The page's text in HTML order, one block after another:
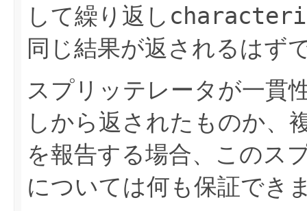
して繰り返し
同じ結果が返されるはず
スプリッテレータが一貫
しから返されたものか、
を報告する場合、このス
については何も保証でき